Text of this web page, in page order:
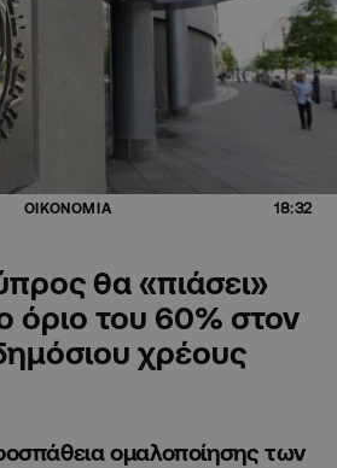
ΟΙΚΟΝΟΜΙΑ 18:32
θα «πιάσει»
όριο του 60% στον
χρέους
ομαλοποίησης των